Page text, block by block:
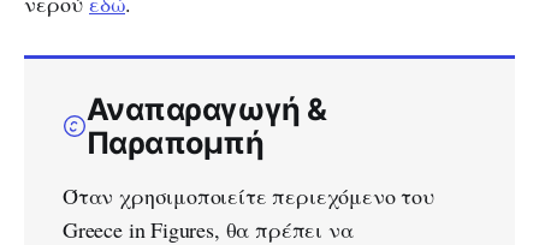
Αναπαραγωγή &
Παραπομπή
Όταν χρησιμοποιείτε περιεχόμενο του
Greece in Figures, θα πρέπει να